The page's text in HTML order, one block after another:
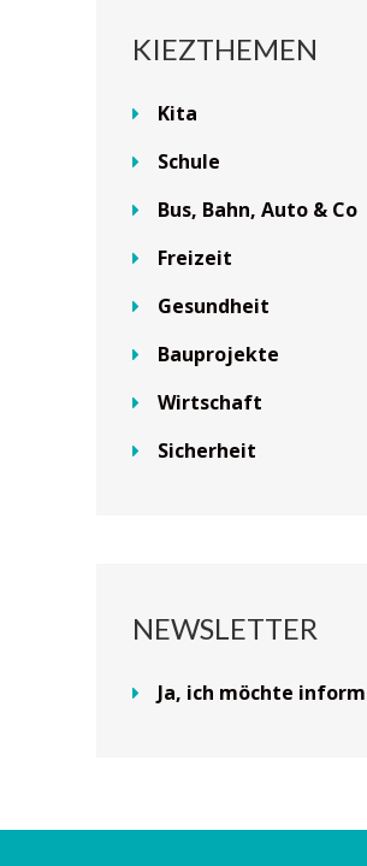
KIEZTHEMEN
Kita
Schule
Bus, Bahn, Auto & Co
Freizeit
Gesundheit
Bauprojekte
Wirtschaft
Sicherheit
NEWSLETTER
Ja, ich möchte